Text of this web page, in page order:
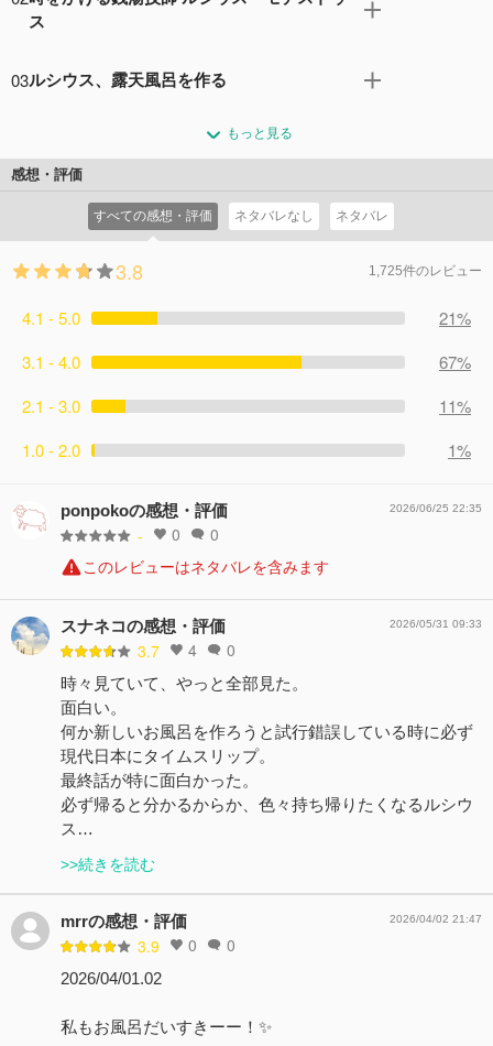
計して作った公衆浴場へ。湯に潜ったときに一瞬、奇妙な
ス
場技師となったルシウスは、斬新さを求めるローマ市民に
03ルシウス、露天風呂を作る
を屋外に作ることになったルシウス。だが気がつくと、変
なサルたちと湯に浸かっていて...。
もっと見る
感想・評価
すべての感想・評価 ネタバレなし ネタバレ
3.8 1,725件のレビュー
4.1 - 5.0
21%
3.1 - 4.0
67%
2.1 - 3.0
11%
1.0 - 2.0
1%
ponpokoの感想・評価
- 0 0
2026/06/25 22:35
このレビューはネタバレを含みます
スナネコの感想・評価
3.7 4 0
2026/05/31 09:33
時々見ていて、やっと全部見た。
面白い。
何か新しいお風呂を作ろうと試行錯誤している時に必ず
現代日本にタイムスリップ。
最終話が特に面白かった。
必ず帰ると分かるからか、色々持ち帰りたくなるルシウ
ス…
>>続きを読む
mrrの感想・評価
3.9 0 0
2026/04/02 21:47
2026/04/01.02
私もお風呂だいすきーー！✨